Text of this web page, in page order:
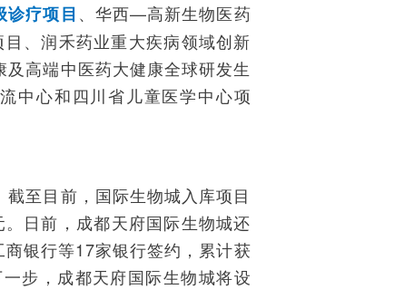
诊疗项目、华西—高新生物医药
、润禾药业重大疾病领域创新
高端中医药大健康全球研发生
中心和四川省儿童医学中心项
至目前，国际生物城入库项目
日前，成都天府国际生物城还
银行等17家银行签约，累计获
步，成都天府国际生物城将设